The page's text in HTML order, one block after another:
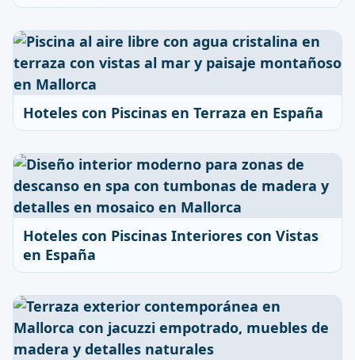
Hoteles con Piscinas en Terraza en España
Hoteles con Piscinas Interiores con Vistas
en España